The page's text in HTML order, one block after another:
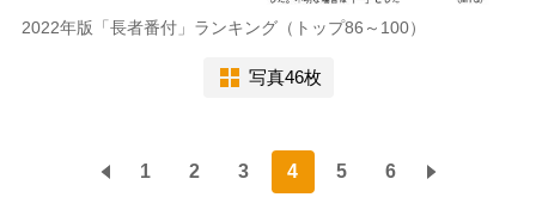
2022年版「長者番付」ランキング（トップ86～100）
写真46枚
1 2 3 4 5 6